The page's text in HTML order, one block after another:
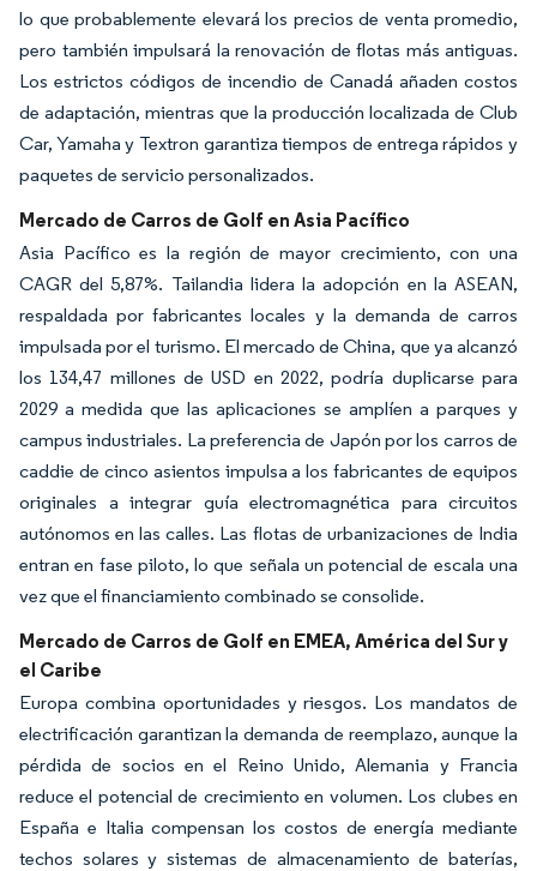
lo que probablemente elevará los precios de venta promedio,
pero también impulsará la renovación de flotas más antiguas.
Los estrictos códigos de incendio de Canadá añaden costos
de adaptación, mientras que la producción localizada de Club
Car, Yamaha y Textron garantiza tiempos de entrega rápidos y
paquetes de servicio personalizados.
Mercado de Carros de Golf en Asia Pacífico
Asia Pacífico es la región de mayor crecimiento, con una
CAGR del 5,87%. Tailandia lidera la adopción en la ASEAN,
respaldada por fabricantes locales y la demanda de carros
impulsada por el turismo. El mercado de China, que ya alcanzó
los 134,47 millones de USD en 2022, podría duplicarse para
2029 a medida que las aplicaciones se amplíen a parques y
campus industriales. La preferencia de Japón por los carros de
caddie de cinco asientos impulsa a los fabricantes de equipos
originales a integrar guía electromagnética para circuitos
autónomos en las calles. Las flotas de urbanizaciones de India
entran en fase piloto, lo que señala un potencial de escala una
vez que el financiamiento combinado se consolide.
Mercado de Carros de Golf en EMEA, América del Sur y
el Caribe
Europa combina oportunidades y riesgos. Los mandatos de
electrificación garantizan la demanda de reemplazo, aunque la
pérdida de socios en el Reino Unido, Alemania y Francia
reduce el potencial de crecimiento en volumen. Los clubes en
España e Italia compensan los costos de energía mediante
techos solares y sistemas de almacenamiento de baterías,